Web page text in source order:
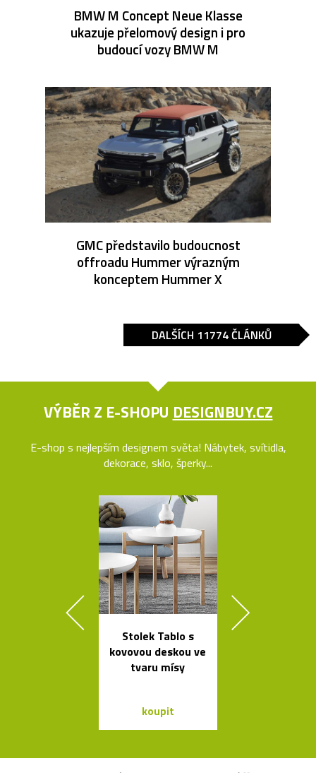
BMW M Concept Neue Klasse
ukazuje přelomový design i pro
budoucí vozy BMW M
GMC představilo budoucnost
offroadu Hummer výrazným
konceptem Hummer X
DALŠÍCH 11774 ČLÁNKŮ
VÝBĚR Z E-SHOPU DESIGNBUY.CZ
E-shop s nejlepším designem světa! Nábytek, svítidla,
dekorace, sklo, šperky...
Stolek Tablo s
kovovou deskou ve
tvaru mísy
koupit